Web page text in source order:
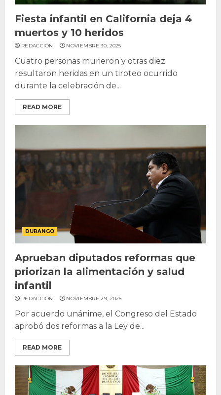
Fiesta infantil en California deja 4
muertos y 10 heridos
REDACCIÓN NOVIEMBRE 30, 2025
Cuatro personas murieron y otras diez
resultaron heridas en un tiroteo ocurrido
durante la celebración de...
READ MORE
DURANGO
Aprueban diputados reformas que
priorizan la alimentación y salud
infantil
REDACCIÓN NOVIEMBRE 29, 2025
Por acuerdo unánime, el Congreso del Estado
aprobó dos reformas a la Ley de...
READ MORE